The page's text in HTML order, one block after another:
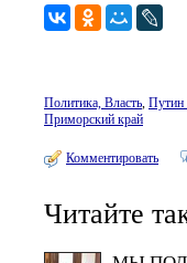
Политика, Власть, Путин
Приморский край
Комментировать
Читайте